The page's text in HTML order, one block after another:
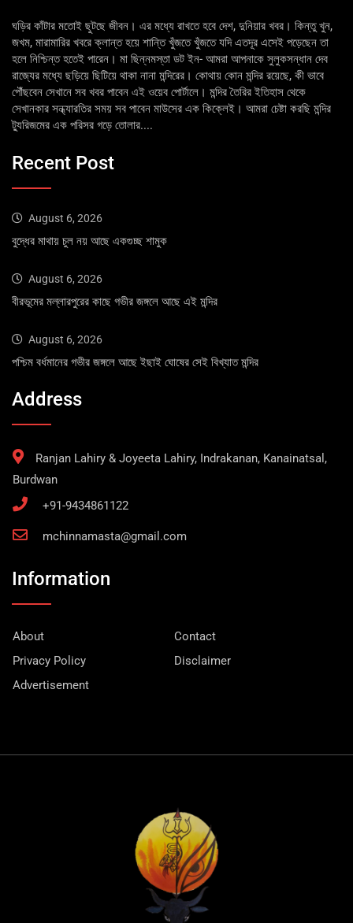
ঘড়ির কাঁটার মতোই ছুটছে জীবন। এর মধ্যে রাখতে হবে দেশ, দুনিয়ার খবর। কিন্তু খুন,
জখম, মারামারির খবরে ক্লান্ত হয়ে শান্তি খুঁজতে খুঁজতে যদি এতদূর এসেই পড়েছেন তা
হলে নিশ্চিন্ত হতেই পারেন। মা ছিন্নমস্তা ডট ইন- আমরা আপনাকে সুলুকসন্ধান দেব
রাজ্যের মধ্যে ছড়িয়ে ছিটিয়ে থাকা নানা মন্দিরের। কোথায় কোন মন্দির রয়েছে, কী ভাবে
পৌঁছবেন সেখানে সব খবর পাবেন এই ওয়েব পোর্টালে। মন্দির তৈরির ইতিহাস থেকে
সেখানকার সন্ধ্যারতির সময় সব পাবেন মাউসের এক কিক্লেই। আমরা চেষ্টা করছি মন্দির
ট্যুরিজমের এক পরিসর গড়ে তোলার....
Recent Post
August 6, 2026
বুদ্ধের মাথায় চুল নয় আছে একগুচ্ছ শামুক
August 6, 2026
বীরভূমের মল্লারপুরের কাছে গভীর জঙ্গলে আছে এই মন্দির
August 6, 2026
পশ্চিম বর্ধমানের গভীর জঙ্গলে আছে ইছাই ঘোষের সেই বিখ্যাত মন্দির
Address
Ranjan Lahiry & Joyeeta Lahiry, Indrakanan, Kanainatsal,
Burdwan
+91-9434861122
mchinnamasta@gmail.com
Information
About
Contact
Privacy Policy
Disclaimer
Advertisement